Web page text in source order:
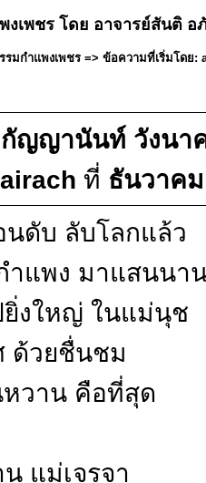
เพชร โดย อาจารย์สันติ อ
กำแพงเพชร => ข้อความที่เริ่มโดย:
ญญานันท์ วังนาค
ที่ ธันวาค
ดับ ลับโลกแล้
กำแพง มาแสน
ยิ่งใหญ่ ในแม่นุ
ศ ด้วยชื่นชม
หวาน คือที่สุด
น แม่เจรจา